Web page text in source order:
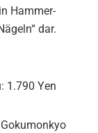
Hammer-
dar.
1.790 Yen